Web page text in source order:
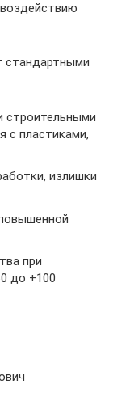
строительными
с пластиками,
излишки
при
до +100